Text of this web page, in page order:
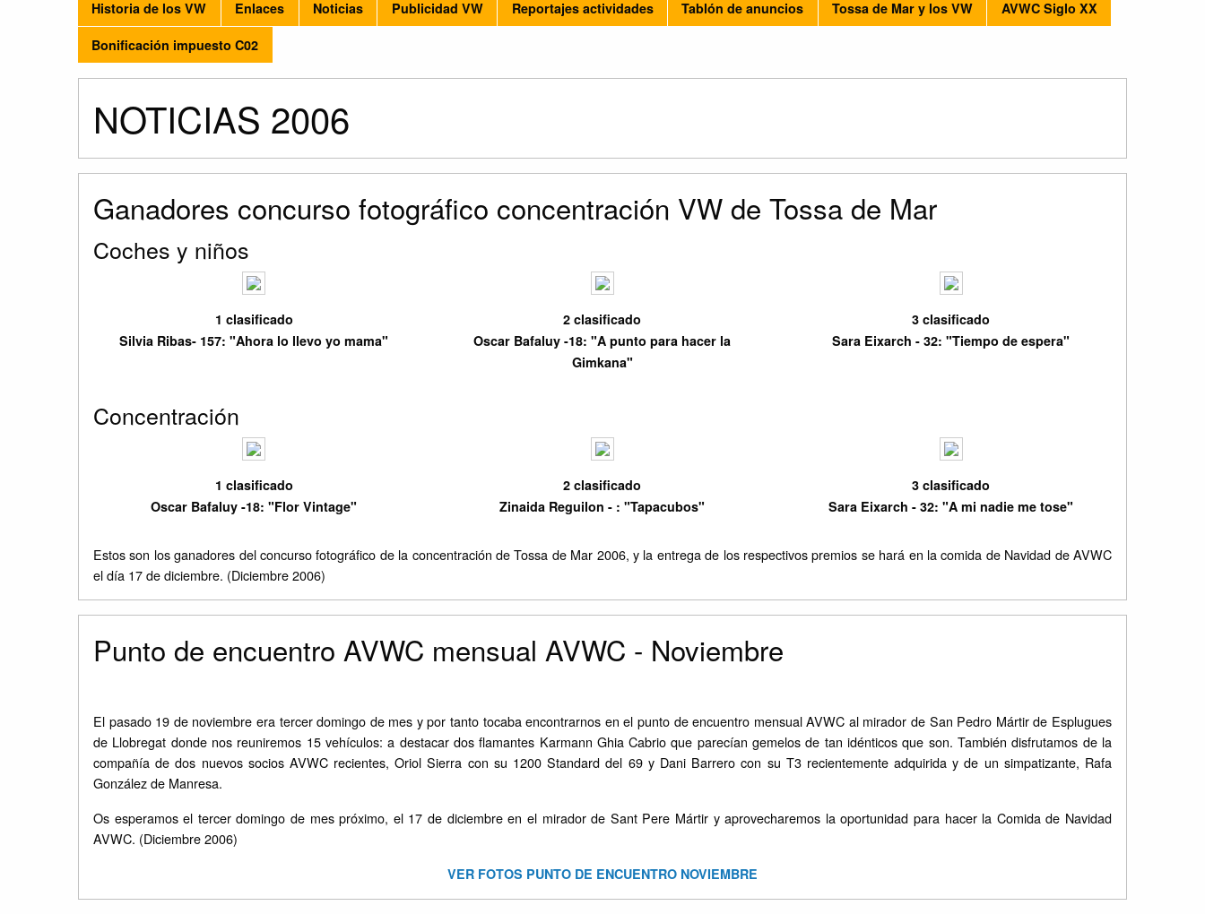
Historia de los VW Enlaces Noticias Publicidad VW Reportajes actividades Tablón de anuncios Tossa de Mar y los VW AVWC Siglo XX
Bonificación impuesto C02
NOTICIAS 2006
Ganadores concurso fotográfico concentración VW de Tossa de Mar
Coches y niños
1 clasificado
Silvia Ribas- 157: "Ahora lo llevo yo mama"
2 clasificado
Oscar Bafaluy -18: "A punto para hacer la
Gimkana"
3 clasificado
Sara Eixarch - 32: "Tiempo de espera"
Concentración
1 clasificado
Oscar Bafaluy -18: "Flor Vintage"
2 clasificado
Zinaida Reguilon - : "Tapacubos"
3 clasificado
Sara Eixarch - 32: "A mi nadie me tose"
Estos son los ganadores del concurso fotográfico de la concentración de Tossa de Mar 2006, y la entrega de los respectivos premios se hará en la comida de Navidad de AVWC
el día 17 de diciembre. (Diciembre 2006)
Punto de encuentro AVWC mensual AVWC - Noviembre
El pasado 19 de noviembre era tercer domingo de mes y por tanto tocaba encontrarnos en el punto de encuentro mensual AVWC al mirador de San Pedro Mártir de Esplugues
de Llobregat donde nos reuniremos 15 vehículos: a destacar dos flamantes Karmann Ghia Cabrio que parecían gemelos de tan idénticos que son. También disfrutamos de la
compañía de dos nuevos socios AVWC recientes, Oriol Sierra con su 1200 Standard del 69 y Dani Barrero con su T3 recientemente adquirida y de un simpatizante, Rafa
González de Manresa.
Os esperamos el tercer domingo de mes próximo, el 17 de diciembre en el mirador de Sant Pere Mártir y aprovecharemos la oportunidad para hacer la Comida de Navidad
AVWC. (Diciembre 2006)
VER FOTOS PUNTO DE ENCUENTRO NOVIEMBRE